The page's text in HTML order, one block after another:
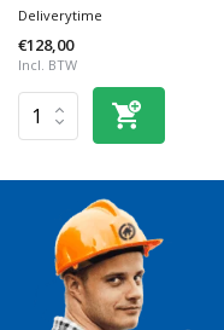
Deliverytime
€128,00
Incl. BTW